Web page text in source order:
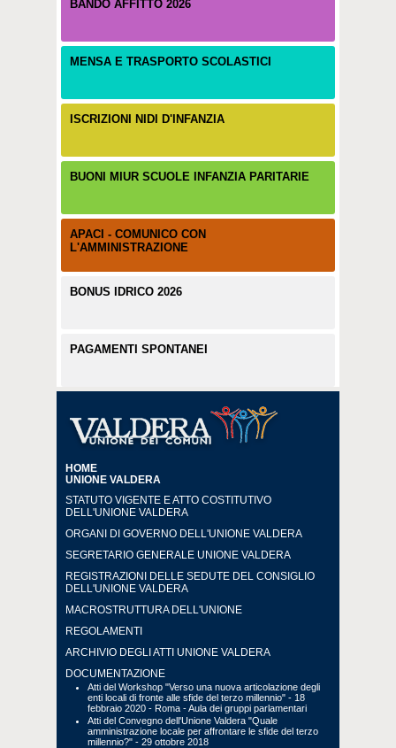
BANDO AFFITTO 2026
MENSA E TRASPORTO SCOLASTICI
ISCRIZIONI NIDI D'INFANZIA
BUONI MIUR SCUOLE INFANZIA PARITARIE
APACI - COMUNICO CON
L'AMMINISTRAZIONE
BONUS IDRICO 2026
PAGAMENTI SPONTANEI
HOME
UNIONE VALDERA
STATUTO VIGENTE E ATTO COSTITUTIVO
DELL'UNIONE VALDERA
ORGANI DI GOVERNO DELL'UNIONE VALDERA
SEGRETARIO GENERALE UNIONE VALDERA
REGISTRAZIONI DELLE SEDUTE DEL CONSIGLIO
DELL'UNIONE VALDERA
MACROSTRUTTURA DELL'UNIONE
REGOLAMENTI
ARCHIVIO DEGLI ATTI UNIONE VALDERA
DOCUMENTAZIONE
Atti del Workshop "Verso una nuova articolazione degli
enti locali di fronte alle sfide del terzo millennio" - 18
febbraio 2020 - Roma - Aula dei gruppi parlamentari
Atti del Convegno dell'Unione Valdera "Quale
amministrazione locale per affrontare le sfide del terzo
millennio?" - 29 ottobre 2018